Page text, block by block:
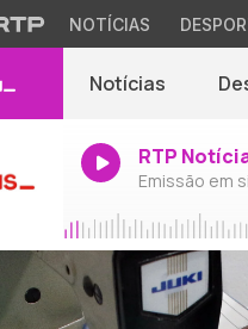
NOTÍCIAS
Notícias
RTP
Emissão em